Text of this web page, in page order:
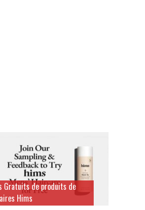
Gratuits de produits de
Hims